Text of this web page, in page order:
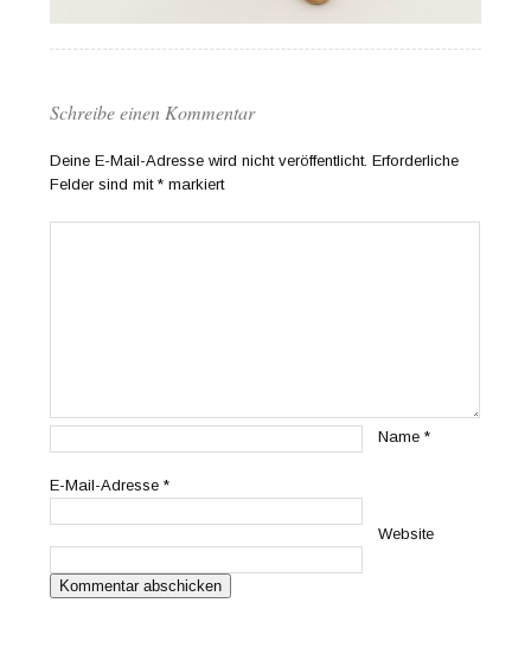
Schreibe einen Kommentar
Deine E-Mail-Adresse wird nicht veröffentlicht. Erforderliche
Felder sind mit* markiert
Name*
E-Mail-Adresse*
Website